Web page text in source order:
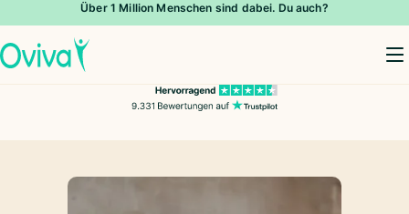
Über 1 Million Menschen sind dabei. Du auch?